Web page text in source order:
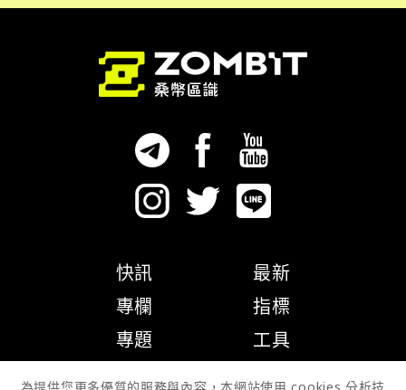
快訊
專欄
專題
最新
指標
工具